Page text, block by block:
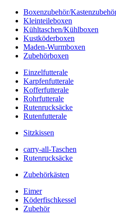
Boxenzubehör/
Kleinteileboxen
Kühltaschen/Kühlboxen
Kustköderboxen
Maden-Wurmboxen
Zubehörboxen
Einzelfutterale
Karpfenfutterale
Kofferfutterale
Rohrfutterale
Rutenrucksäcke
Rutenfutterale
Sitzkissen
carry-all-Taschen
Rutenrucksäcke
Zubehörkästen
Eimer
Köderfischkessel
Zubehör